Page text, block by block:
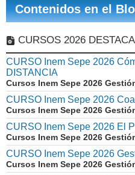
Contenidos en el
CURSOS 2026
CURSO Inem Sepe 2026
DISTANCIA
Cursos Inem Sepe 2026
CURSO Inem Sepe 2026
Cursos Inem Sepe 2026
CURSO Inem Sepe 2026 El
Cursos Inem Sepe 2026
CURSO Inem Sepe 2026
Cursos Inem Sepe 2026